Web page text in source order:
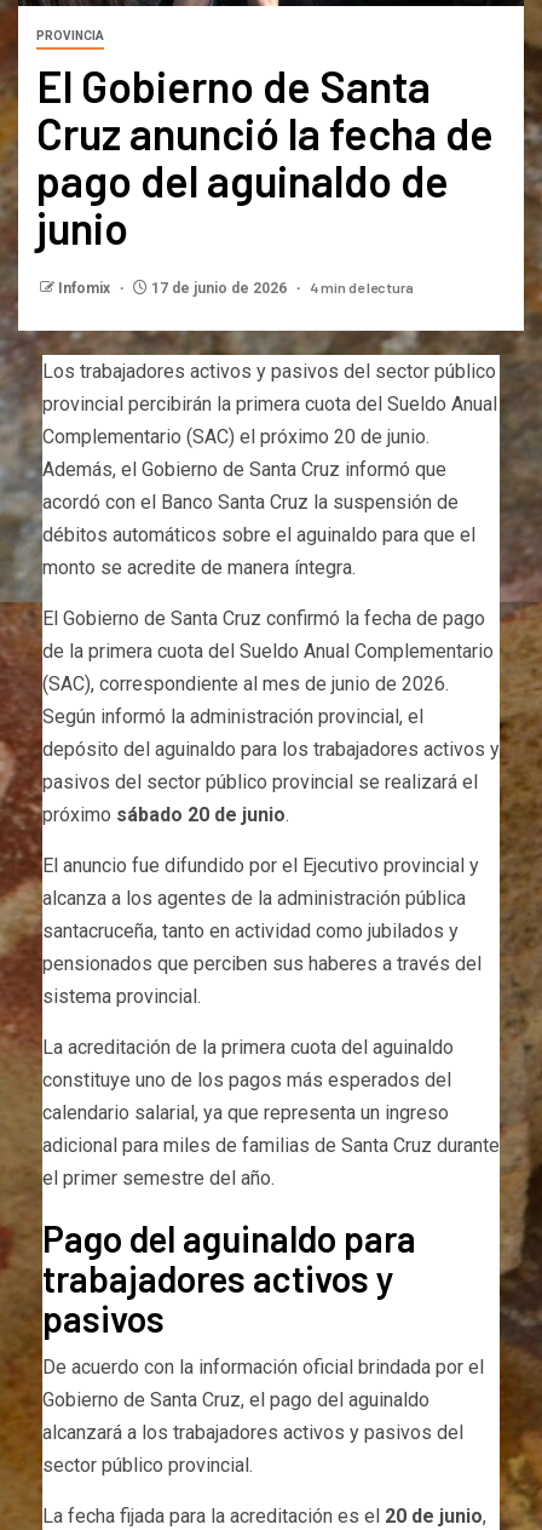
PROVINCIA
El Gobierno de Santa
Cruz anunció la fecha de
pago del aguinaldo de
junio
Infomix 17 de junio de 2026 4 min de lectura
Los trabajadores activos y pasivos del sector público
provincial percibirán la primera cuota del Sueldo Anual
Complementario (SAC) el próximo 20 de junio.
Además, el Gobierno de Santa Cruz informó que
acordó con el Banco Santa Cruz la suspensión de
débitos automáticos sobre el aguinaldo para que el
monto se acredite de manera íntegra.
El Gobierno de Santa Cruz confirmó la fecha de pago
de la primera cuota del Sueldo Anual Complementario
(SAC), correspondiente al mes de junio de 2026.
Según informó la administración provincial, el
depósito del aguinaldo para los trabajadores activos y
pasivos del sector público provincial se realizará el
próximo sábado 20 de junio.
El anuncio fue difundido por el Ejecutivo provincial y
alcanza a los agentes de la administración pública
santacruceña, tanto en actividad como jubilados y
pensionados que perciben sus haberes a través del
sistema provincial.
La acreditación de la primera cuota del aguinaldo
constituye uno de los pagos más esperados del
calendario salarial, ya que representa un ingreso
adicional para miles de familias de Santa Cruz durante
el primer semestre del año.
Pago del aguinaldo para
trabajadores activos y
pasivos
De acuerdo con la información oficial brindada por el
Gobierno de Santa Cruz, el pago del aguinaldo
alcanzará a los trabajadores activos y pasivos del
sector público provincial.
La fecha fijada para la acreditación es el 20 de junio,